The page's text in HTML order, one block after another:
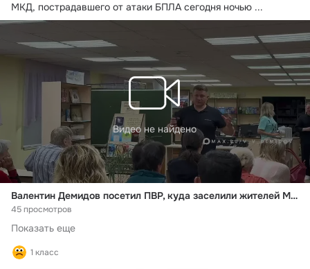
МКД, пострадавшего от атаки БПЛА сегодня ночью ...
Видео не найдено
Валентин Демидов посетил ПВР, куда заселили жителей МКД, пострадавшего от атаки БПЛА сегодня ночью
45 просмотров
Показать еще
1 класс